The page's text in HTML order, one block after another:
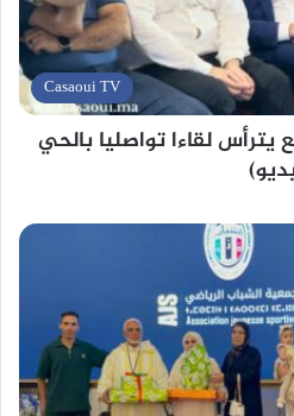
Casaoui TV
لقاءا تواصليا بالحي